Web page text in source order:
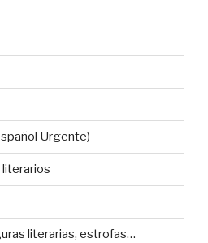
Urgente)
literarias, estrofas…